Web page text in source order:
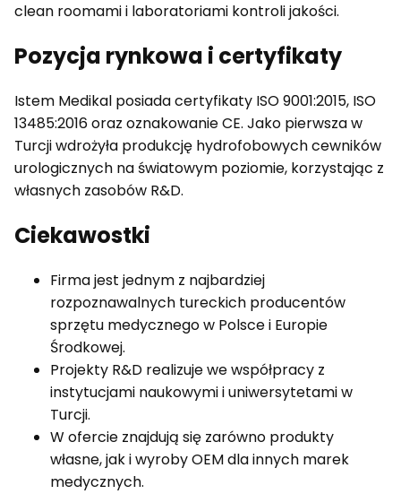
clean roomami i laboratoriami kontroli jakości.
Pozycja rynkowa i certyfikaty
Istem Medikal posiada certyfikaty ISO 9001:2015, ISO
13485:2016 oraz oznakowanie CE. Jako pierwsza w
Turcji wdrożyła produkcję hydrofobowych cewników
urologicznych na światowym poziomie, korzystając z
własnych zasobów R&D.
Ciekawostki
Firma jest jednym z najbardziej
rozpoznawalnych tureckich producentów
sprzętu medycznego w Polsce i Europie
Środkowej.
Projekty R&D realizuje we współpracy z
instytucjami naukowymi i uniwersytetami w
Turcji.
W ofercie znajdują się zarówno produkty
własne, jak i wyroby OEM dla innych marek
medycznych.